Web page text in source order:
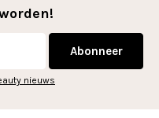
Abonneer
nieuws